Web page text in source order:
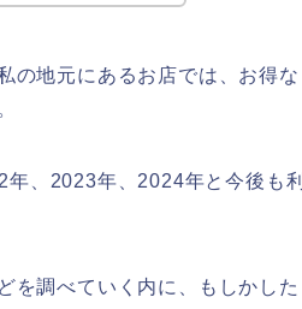
の地元にあるお店では、お得な
、2023年、2024年と今後も利
を調べていく内に、もしかした